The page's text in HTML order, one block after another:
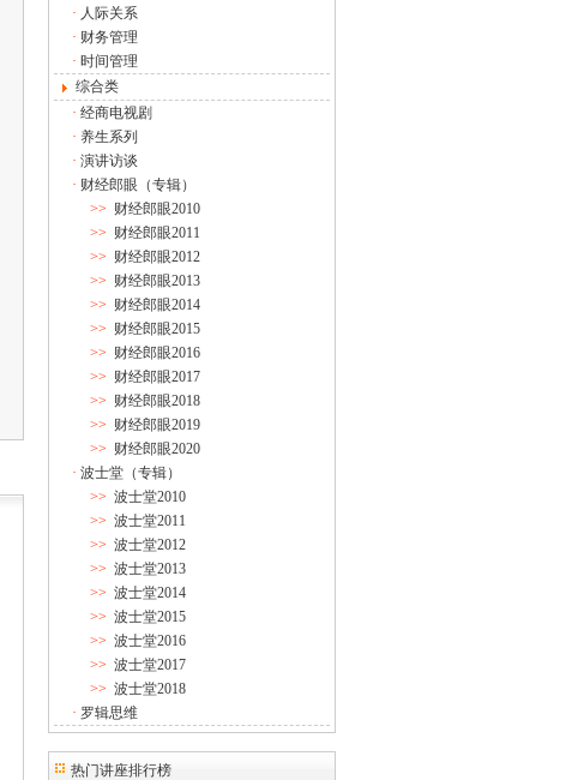
· 人际关系
· 财务管理
· 时间管理
综合类
· 经商电视剧
· 养生系列
· 演讲访谈
· 财经郎眼（专辑）
>> 财经郎眼2010
>> 财经郎眼2011
>> 财经郎眼2012
>> 财经郎眼2013
>> 财经郎眼2014
>> 财经郎眼2015
>> 财经郎眼2016
>> 财经郎眼2017
>> 财经郎眼2018
>> 财经郎眼2019
>> 财经郎眼2020
· 波士堂（专辑）
>> 波士堂2010
>> 波士堂2011
>> 波士堂2012
>> 波士堂2013
>> 波士堂2014
>> 波士堂2015
>> 波士堂2016
>> 波士堂2017
>> 波士堂2018
· 罗辑思维
热门讲座排行榜